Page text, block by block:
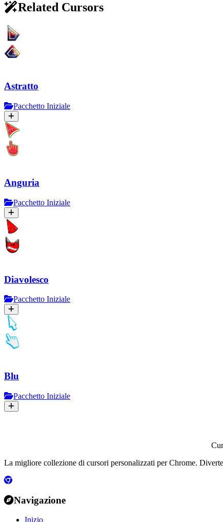
Related Cursors
Astratto
Pacchetto Iniziale
Anguria
Pacchetto Iniziale
Diavolesco
Pacchetto Iniziale
Blu
Pacchetto Iniziale
La migliore collezione di cursori personalizzati per Chrome.
Navigazione
Inizio